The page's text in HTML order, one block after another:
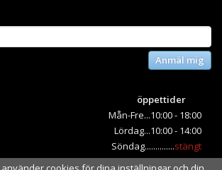
Anmäl mig
öppettider
Mån-Fre...10:00 - 18:00
Lördag...10:00 - 14:00
Söndag..............stängt